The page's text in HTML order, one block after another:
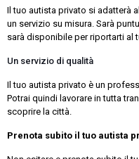
Il tuo autista privato si adatterà
un servizio su misura. Sarà
sarà disponibile per riportarti al
Un servizio di qualità
Il tuo autista privato è un
Potrai quindi lavorare in tutta
scoprire la città.
Prenota subito il tuo autista